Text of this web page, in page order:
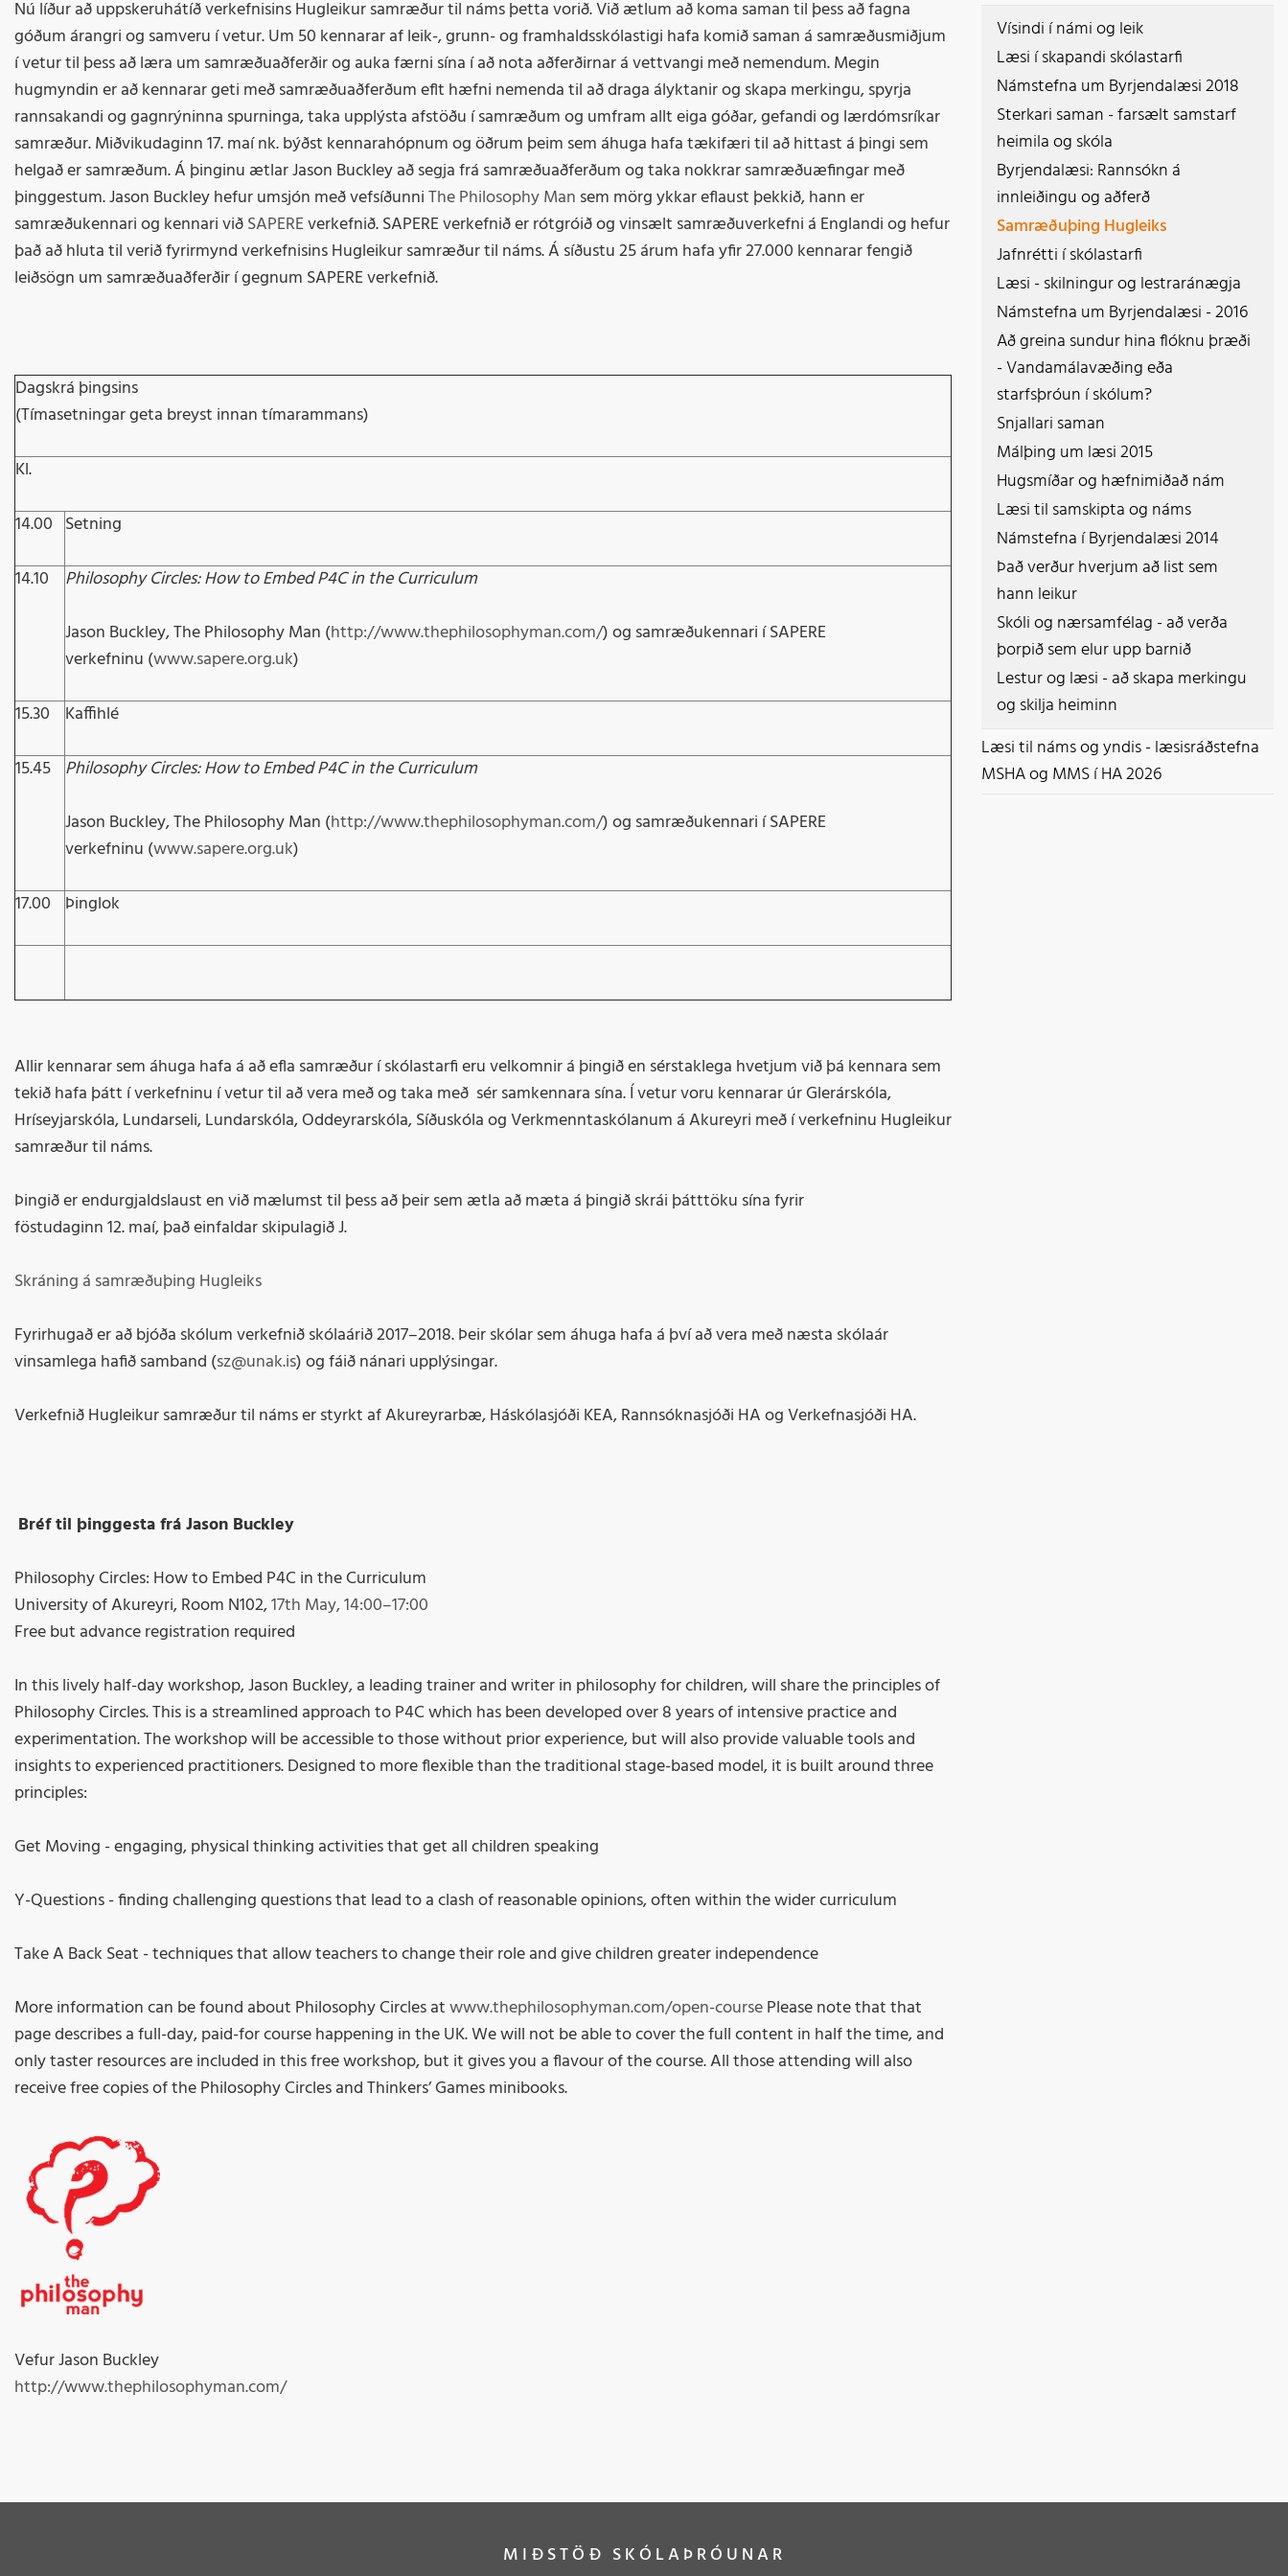
Skýrslur
Siðferðisglímur fyrir ungt fólk
Nú líður að uppskeruhátíð verkefnisins Hugleikur samræður til náms þetta vorið. Við ætlum að koma saman til þess að fagna
góðum árangri og samveru í vetur. Um 50 kennarar af leik-, grunn- og framhaldsskólastigi hafa komið saman á samræðusmiðjum
í vetur til þess að læra um samræðuaðferðir og auka færni sína í að nota aðferðirnar á vettvangi með nemendum. Megin
hugmyndin er að kennarar geti með samræðuaðferðum eflt hæfni nemenda til að draga ályktanir og skapa merkingu, spyrja
rannsakandi og gagnrýninna spurninga, taka upplýsta afstöðu í samræðum og umfram allt eiga góðar, gefandi og lærdómsríkar
samræður. Miðvikudaginn 17. maí nk. býðst kennarahópnum og öðrum þeim sem áhuga hafa tækifæri til að hittast á þingi sem
helgað er samræðum. Á þinginu ætlar Jason Buckley að segja frá samræðuaðferðum og taka nokkrar samræðuæfingar með
þinggestum. Jason Buckley hefur umsjón með vefsíðunniThe Philosophy Man sem mörg ykkar eflaust þekkið, hann er
samræðukennari og kennari viðSAPEREverkefnið. SAPERE verkefnið er rótgróið og vinsælt samræðuverkefni á Englandi og hefur
það að hluta til verið fyrirmynd verkefnisins Hugleikur samræður til náms. Á síðustu 25 árum hafa yfir 27.000 kennarar fengið
leiðsögn um samræðuaðferðir í gegnum SAPERE verkefnið.
Dagskrá þingsins
(Tímasetningar geta breyst innan tímarammans)
Kl.
14.00 Setning
14.10 Philosophy Circles: How to Embed P4C in the Curriculum
Jason Buckley, The Philosophy Man (http://www.thephilosophyman.com/) og samræðukennari í SAPERE
verkefninu (www.sapere.org.uk)
15.30
Kaffihlé
15.45 Philosophy Circles: How to Embed P4C in the Curriculum
Jason Buckley, The Philosophy Man (http://www.thephilosophyman.com/) og samræðukennari í SAPERE
verkefninu (www.sapere.org.uk)
17.00 Þinglok
Allir kennarar sem áhuga hafa á að efla samræður í skólastarfi eru velkomnir á þingið en sérstaklega hvetjum við þá kennara sem
tekið hafa þátt í verkefninu í vetur til að vera með og taka með sér samkennara sína. Í vetur voru kennarar úr Glerárskóla,
Hríseyjarskóla, Lundarseli, Lundarskóla, Oddeyrarskóla, Síðuskóla og Verkmenntaskólanum á Akureyri með í verkefninu Hugleikur
samræður til náms.
Þingið er endurgjaldslaust en við mælumst til þess að þeir sem ætla að mæta á þingið skrái þátttöku sína fyrir
föstudaginn 12. maí, það einfaldar skipulagið J.
Skráning á samræðuþing Hugleiks
Fyrirhugað er að bjóða skólum verkefnið skólaárið 2017–2018. Þeir skólar sem áhuga hafa á því að vera með næsta skólaár
vinsamlega hafið samband (sz@unak.is) og fáið nánari upplýsingar.
Verkefnið Hugleikur samræður til náms er styrkt af Akureyrarbæ, Háskólasjóði KEA, Rannsóknasjóði HA og Verkefnasjóði HA.
Bréf til þinggesta frá Jason Buckley
Philosophy Circles: How to Embed P4C in the Curriculum
University of Akureyri, Room N102,17th May, 14:00–17:00
Free but advance registration required
In this lively half-day workshop, Jason Buckley, a leading trainer and writer in philosophy for children, will share the principles of
Philosophy Circles. This is a streamlined approach to P4C which has been developed over 8 years of intensive practice and
experimentation. The workshop will be accessible to those without prior experience, but will also provide valuable tools and
insights to experienced practitioners. Designed to more flexible than the traditional stage-based model, it is built around three
principles:
Get Moving - engaging, physical thinking activities that get all children speaking
Y-Questions - finding challenging questions that lead to a clash of reasonable opinions, often within the wider curriculum
Take A Back Seat - techniques that allow teachers to change their role and give children greater independence
More information can be found about Philosophy Circles atwww.thephilosophyman.com/open-coursePlease note that that
page describes a full-day, paid-for course happening in the UK. We will not be able to cover the full content in half the time, and
only taster resources are included in this free workshop, but it gives you a flavour of the course. All those attending will also
receive free copies of the Philosophy Circles and Thinkers’ Games minibooks.
Vefur Jason Buckley
http://www.thephilosophyman.com/
Vísindi í námi og leik
Læsi í skapandi skólastarfi
Námstefna um Byrjendalæsi 2018
Sterkari saman - farsælt samstarf
heimila og skóla
Byrjendalæsi: Rannsókn á
innleiðingu og aðferð
Samræðuþing Hugleiks
Jafnrétti í skólastarfi
Læsi - skilningur og lestraránægja
Námstefna um Byrjendalæsi - 2016
Að greina sundur hina flóknu þræði
- Vandamálavæðing eða
starfsþróun í skólum?
Snjallari saman
Málþing um læsi 2015
Hugsmíðar og hæfnimiðað nám
Læsi til samskipta og náms
Námstefna í Byrjendalæsi 2014
Það verður hverjum að list sem
hann leikur
Skóli og nærsamfélag - að verða
þorpið sem elur upp barnið
Lestur og læsi - að skapa merkingu
og skilja heiminn
Læsi til náms og yndis - læsisráðstefna
MSHA og MMS í HA 2026
MIÐSTÖÐ SKÓLAÞRÓUNAR